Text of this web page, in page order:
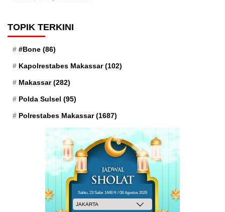
TOPIK TERKINI
#Bone (86)
Kapolrestabes Makassar(102)
Makassar(282)
Polda Sulsel (95)
Polrestabes Makassar(1687)
Sabtu, 23 Safar 1448 H / 08 Agustus 2026